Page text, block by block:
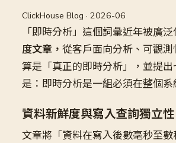
ClickHouse Blog · 2026-06
「即時分析」這個詞彙近年被廣
度文章， 從客戶面向分析、可觀
算是「真正的即時分析」，並提
是：即時分析是一組必須在整個
資料新鮮度與寫入查詢獨立性
文章將「資料在寫入後數毫秒至